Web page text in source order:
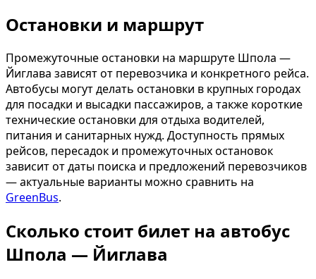
Остановки и маршрут
Промежуточные остановки на маршруте Шпола —
Йиглава зависят от перевозчика и конкретного рейса.
Автобусы могут делать остановки в крупных городах
для посадки и высадки пассажиров, а также короткие
технические остановки для отдыха водителей,
питания и санитарных нужд. Доступность прямых
рейсов, пересадок и промежуточных остановок
зависит от даты поиска и предложений перевозчиков
— актуальные варианты можно сравнить на
GreenBus.
Сколько стоит билет на автобус
Шпола — Йиглава